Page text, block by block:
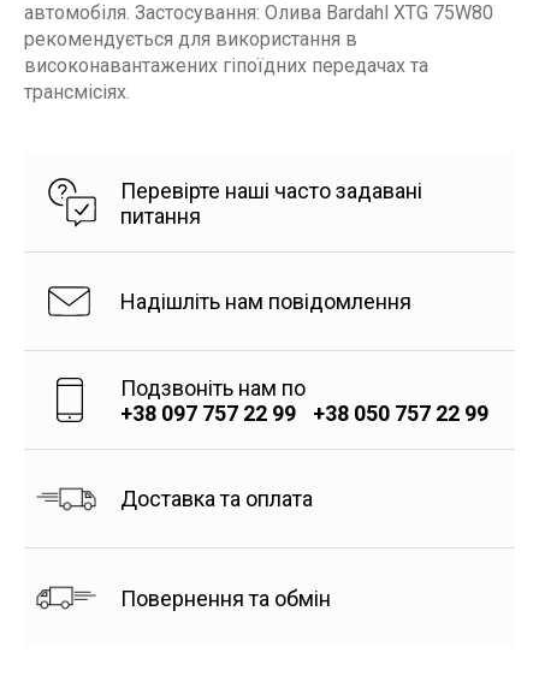
автомобіля. Застосування: Олива Bardahl XTG 75W80
рекомендується для використання в
високонавантажених гіпоїдних передачах та
трансмісіях.
Перевірте наші часто задавані
питання
Надішліть нам повідомлення
Подзвоніть нам по
+38 097 757 22 99
+38 050 757 22 99
Доставка та оплата
Повернення та обмін